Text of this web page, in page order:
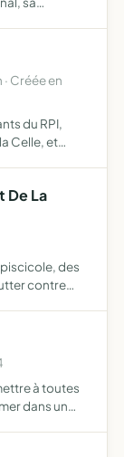
Créée en
du RPI,
Celle, et
De La
des
contre
à toutes
dans un